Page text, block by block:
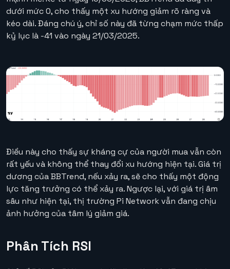
dưới mức 0, cho thấy một xu hướng giảm rõ ràng và
kéo dài. Đáng chú ý, chỉ số này đã từng chạm mức thấp
kỷ lục là -41 vào ngày 21/03/2025.
Điều này cho thấy sự kháng cự của người mua vẫn còn
rất yếu và không thể thay đổi xu hướng hiện tại. Giá trị
dương của BBTrend, nếu xảy ra, sẽ cho thấy một động
lực tăng trưởng có thể xảy ra. Ngược lại, với giá trị âm
sâu như hiện tại, thị trường Pi Network vẫn đang chịu
ảnh hưởng của tâm lý giảm giá.
Phân Tích RSI